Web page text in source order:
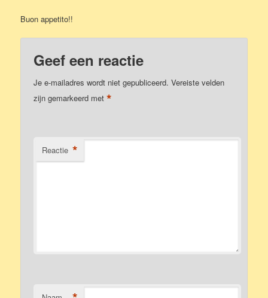
Buon appetito!!
Geef een reactie
Je e-mailadres wordt niet gepubliceerd. Vereiste velden
zijn gemarkeerd met*
Reactie *